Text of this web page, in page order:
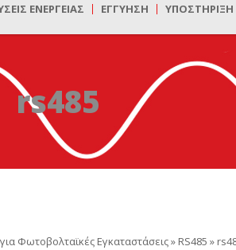
ΕΝΈΡΓΕΙΑΣ ΕΓΓΎΗΣΗ ΥΠΟΣΤΉΡΙΞΗ
rs485
Φωτοβολταϊκές Εγκαταστάσεις» RS485 »